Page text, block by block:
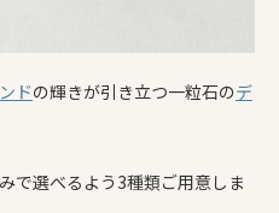
ドの輝きが引き立つ一粒石のデ
で選べるよう3種類ご用意しま